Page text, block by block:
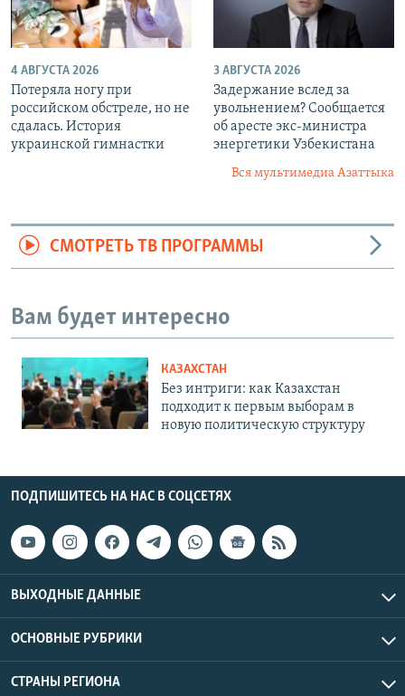
4 АВГУСТА 2026
Потеряла ногу при
российском обстреле, но не
сдалась. История
украинской гимнастки
3 АВГУСТА 2026
Задержание вслед за
увольнением? Сообщается
об аресте экс-министра
энергетики Узбекистана
Вся мультимедиа Азаттыка
СМОТРЕТЬ ТВ ПРОГРАММЫ
Вам будет интересно
КАЗАХСТАН
Без интриги: как Казахстан
подходит к первым выборам в
новую политическую структуру
ПОДПИШИТЕСЬ НА НАС В СОЦСЕТЯХ
ВЫХОДНЫЕ ДАННЫЕ
ОСНОВНЫЕ РУБРИКИ
СТРАНЫ РЕГИОНА